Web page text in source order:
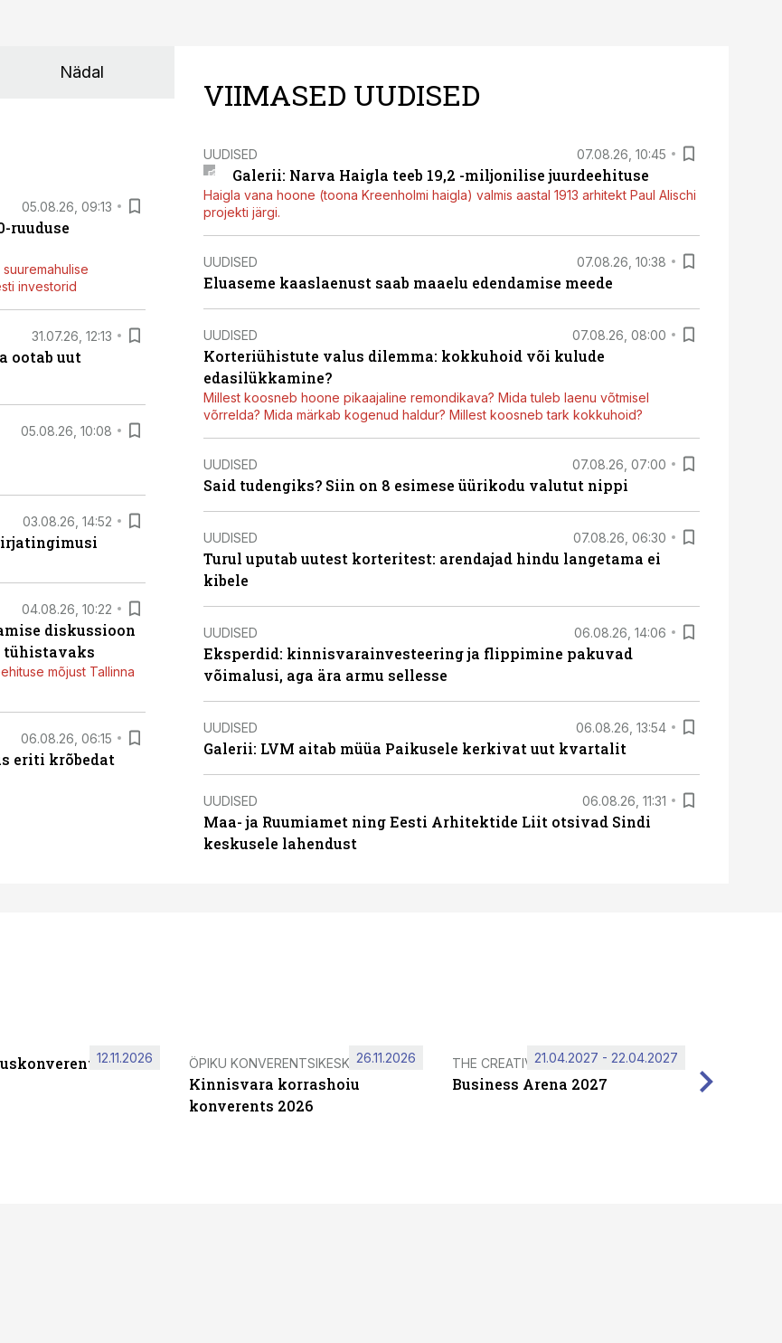
Nädal
05.08.26, 09:13
ruuduse
investorid
31.07.26, 12:13
ootab uut
05.08.26, 10:08
03.08.26, 14:52
04.08.26, 10:22
diskussioon
tühistavaks
mõjust Tallinna
06.08.26, 06:15
eriti krõbedat
VIIMASED UUDISED
UUDISED 07.08.26, 10:45
Galerii: Narva Haigla teeb 19,2 -miljonilise juurdeehituse
Haigla vana hoone (toona Kreenholmi haigla) valmis aastal 1913 arhitekt Paul Alischi
projekti järgi.
UUDISED 07.08.26, 10:38
Eluaseme kaaslaenust saab maaelu edendamise meede
UUDISED 07.08.26, 08:00
Korteriühistute valus dilemma: kokkuhoid või kulude
edasilükkamine?
Millest koosneb hoone pikaajaline remondikava? Mida tuleb laenu võtmisel
võrrelda? Mida märkab kogenud haldur? Millest koosneb tark kokkuhoid?
UUDISED 07.08.26, 07:00
Said tudengiks? Siin on 8 esimese üürikodu valutut nippi
UUDISED 07.08.26, 06:30
Turul uputab uutest korteritest: arendajad hindu langetama ei
kibele
UUDISED 06.08.26, 14:06
Eksperdid: kinnisvarainvesteering ja flippimine pakuvad
võimalusi, aga ära armu sellesse
UUDISED 06.08.26, 13:54
Galerii: LVM aitab müüa Paikusele kerkivat uut kvartalit
UUDISED 06.08.26, 11:31
Maa- ja Ruumiamet ning Eesti Arhitektide Liit otsivad Sindi
keskusele lahendust
2026
12.11.2026 ÖPIKU KONVERENTSIKESKUS
Kinnisvara korrashoiu
konverents 2026
26.11.2026 THE CREATIVE HUB
Business Arena 2027
21.04.2027 - 22.04.2027